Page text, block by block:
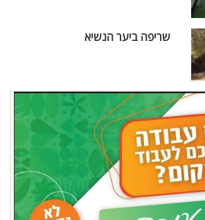
שריפה ביער הנשיא